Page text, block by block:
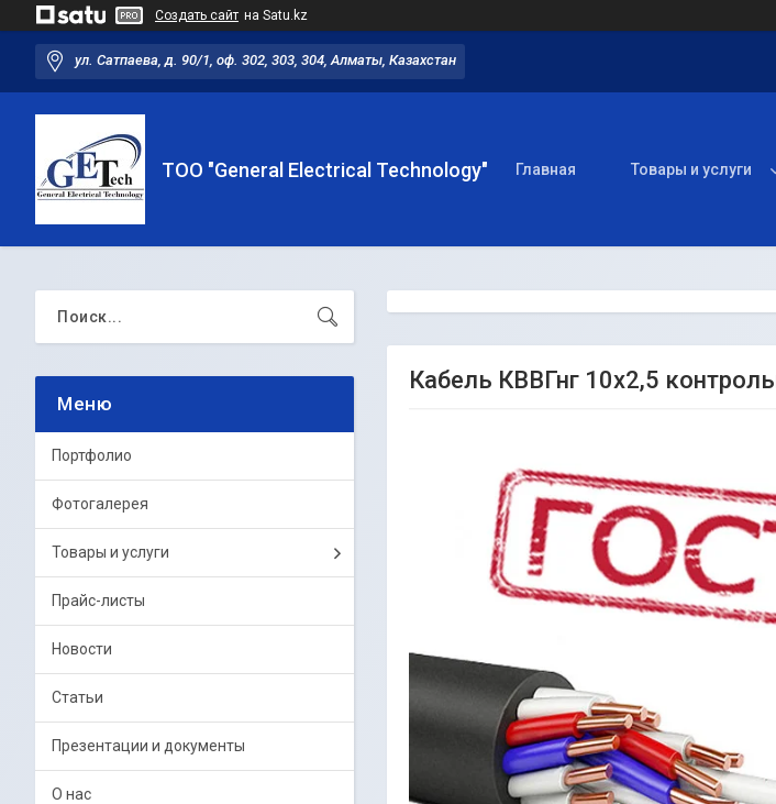
Создать сайт на Satu.kz
ул. Сатпаева, д. 90/1, оф. 302, 303, 304, Алматы, Казахстан
ТОО "General Electrical Technology" Главная Товары и услуги
Кабель КВВГнг 10х2,5
Портфолио
Фотогалерея
Товары и услуги
Прайс-листы
Новости
Статьи
Презентации и документы
О нас